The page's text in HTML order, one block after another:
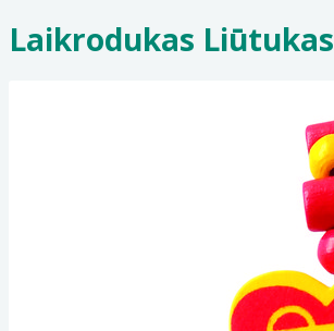
Laikrodukas Liūtukas